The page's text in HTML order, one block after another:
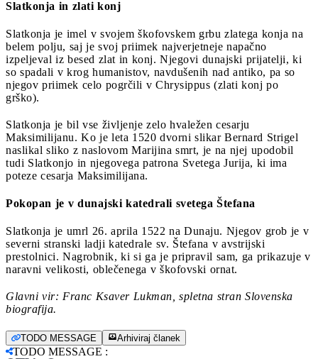
Slatkonja in zlati konj
Slatkonja je imel v svojem škofovskem grbu zlatega konja na
belem polju, saj je svoj priimek najverjetneje napačno
izpeljeval iz besed zlat in konj. Njegovi dunajski prijatelji, ki
so spadali v krog humanistov, navdušenih nad antiko, pa so
njegov priimek celo pogrčili v Chrysippus (zlati konj po
grško).
Slatkonja je bil vse življenje zelo hvaležen cesarju
Maksimilijanu. Ko je leta 1520 dvorni slikar Bernard Strigel
naslikal sliko z naslovom Marijina smrt, je na njej upodobil
tudi Slatkonjo in njegovega patrona Svetega Jurija, ki ima
poteze cesarja Maksimilijana.
Pokopan je v dunajski katedrali svetega Štefana
Slatkonja je umrl 26. aprila 1522 na Dunaju. Njegov grob je v
severni stranski ladji katedrale sv. Štefana v avstrijski
prestolnici. Nagrobnik, ki si ga je pripravil sam, ga prikazuje v
naravni velikosti, oblečenega v škofovski ornat.
Glavni vir: Franc Ksaver Lukman, spletna stran Slovenska
biografija.
TODO MESSAGE Arhiviraj članek
TODO MESSAGE :